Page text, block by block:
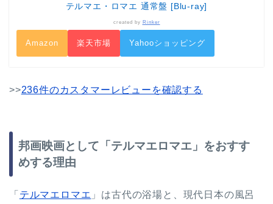
テルマエ・ロマエ 通常盤 [Blu-ray]
created by Rinker
Amazon 楽天市場 Yahooショッピング
>>236件のカスタマーレビューを確認する
邦画映画として「テルマエロマエ」をおすす
めする理由
「 テルマエロマエ 」は古代の浴場と、現代日本の風呂